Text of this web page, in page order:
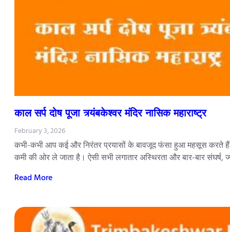
काल सर्प दोष पूजा त्र्यंबकेश्वर मंदिर नासिक महाराष्ट्र
February 3, 2026
कभी-कभी आप कई और निरंतर प्रयासों के बावजूद फंसा हुआ महसूस करते
कमी की ओर ले जाता है। ऐसी सभी लगातार अस्थिरता और बार-बार संघर्ष,
Read More